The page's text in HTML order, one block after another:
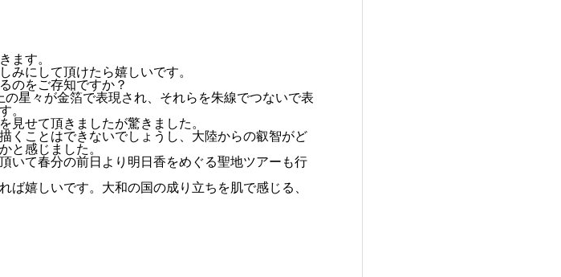
ます。
みにして頂けたら嬉しいです。
のをご存知ですか？
星々が金箔で表現され、それらを朱線でつないで表
。
見せて頂きましたが驚きました。
くことはできないでしょうし、大陸からの叡智がど
と感じました。
いて春分の前日より明日香をめぐる聖地ツアーも行
嬉しいです。大和の国の成り立ちを肌で感じる、